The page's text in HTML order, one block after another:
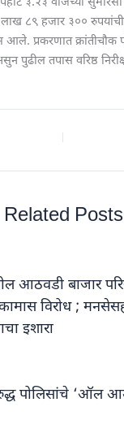
८९ हजार ३००
प्रकरणात क्रांतीचौक
पुढील तपास वरिष्ठ
Related Posts
आठवडी बाजार
विरोध ; मनसेसह
इशारा
पोलिसांचे